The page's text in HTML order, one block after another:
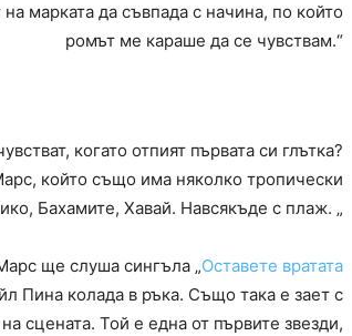
марката да съвпада с начина, по който
ромът ме караше да се чувствам.“
когато отпият първата си глътка?
който също има няколко тропически
Бахамите, Хавай. Навсякъде с плаж. „
ще слуша сингъла „Оставете вратата
Пина колада в ръка. Също така е зает с
сцената. Той е една от първите звезди,